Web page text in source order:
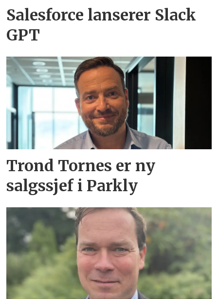
Salesforce lanserer Slack
GPT
Trond Tornes er ny
salgssjef i Parkly